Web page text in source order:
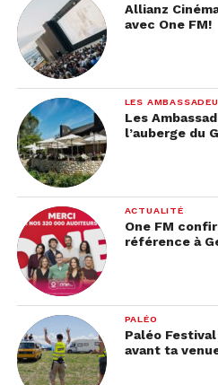
Allianz
avec One FM!
LES
Les
l’auberge du
ACTUALITÉ
One FM
référence à
PALÉO
Paléo
avant ta